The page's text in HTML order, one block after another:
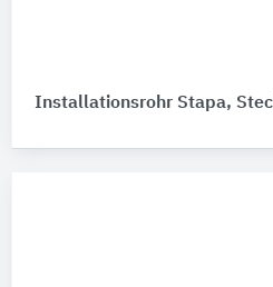
Installationsrohr Stapa,